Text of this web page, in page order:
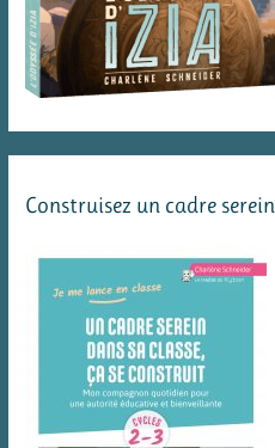
Construisez un cadre serein